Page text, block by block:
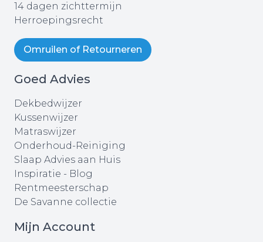
14 dagen zichttermijn
Herroepingsrecht
Omruilen of Retourneren
Goed Advies
Dekbedwijzer
Kussenwijzer
Matraswijzer
Onderhoud-Reiniging
Slaap Advies aan Huis
Inspiratie - Blog
Rentmeesterschap
De Savanne collectie
Mijn Account